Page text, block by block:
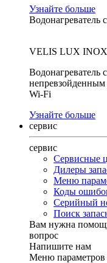
Узнайте больше
Водонагреватель
VELIS LUX
Водонагреватель
Wi-Fi
Узнайте больше
сервис
сервис
Сервисные
Дилеры
Меню
Коды
Серийный
Поиск
Вам нужна
вопрос
Напишите нам
Меню параметров